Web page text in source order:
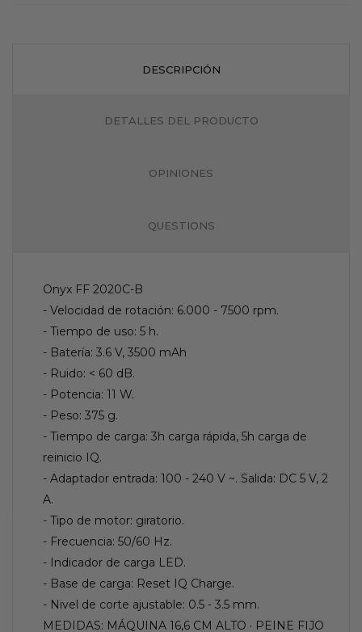
DESCRIPCIÓN
DETALLES DEL PRODUCTO
OPINIONES
QUESTIONS
Onyx FF 2020C-B
- Velocidad de rotación: 6.000 - 7500 rpm.
- Tiempo de uso: 5 h.
- Batería: 3.6 V, 3500 mAh
- Ruido: < 60 dB.
- Potencia: 11 W.
- Peso: 375 g.
- Tiempo de carga: 3h carga rápida, 5h carga de
reinicio IQ.
- Adaptador entrada: 100 - 240 V ~. Salida: DC 5 V, 2
A.
- Tipo de motor: giratorio.
- Frecuencia: 50/60 Hz.
- Indicador de carga LED.
- Base de carga: Reset IQ Charge.
- Nivel de corte ajustable: 0.5 - 3.5 mm.
MEDIDAS: MÁQUINA 16,6 CM ALTO · PEINE FIJO